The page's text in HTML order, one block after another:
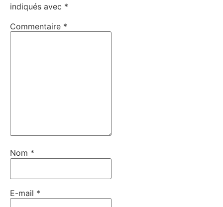
indiqués avec *
Commentaire *
Nom *
E-mail *